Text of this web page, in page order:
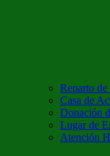
Reparto
Casa de
Donación
Lugar de
Atención